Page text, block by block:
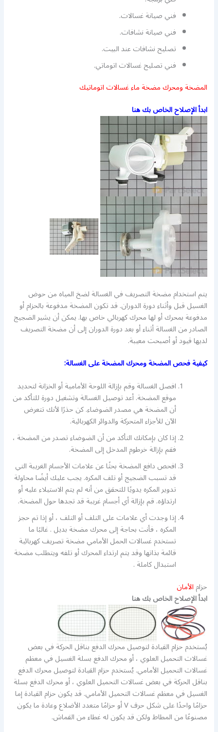
فني صيانة غسالات.
فني صيانة نشافات.
تصليح نشافات عند البيت.
فني تصليح غسالات اتوماتي.
المضخة ومحرك مضخة ماء غسالات اتوماتيك
ابدأ الإصلاح الخاص بك هنا
يتم استخدام مضخة التصريف في الغسالة لضخ المياه من حوض
الغسيل قبل وأثناء دورة الدوران. قد تكون المضخة مدفوعة بالحزام أو
مدفوعة بمحرك أو لها محرك كهربائي خاص بها. يمكن أن يشير الضجيج
الصادر من الغسالة أثناء أو بعد دورة الدوران إلى أن مضخة التصريف
لديها قيود أو أصبحت معيبة.
كيفية فحص المضخة ومحرك المضخة على الغسالة:
افصل الغسالة وقم بإزالة اللوحة الأمامية أو الخزانة لتحديد
موقع المضخة. أعد توصيل الغسالة وتشغيل دورة للتأكد من
أن المضخة هي مصدر الضوضاء. كن حذرًا لأنك تتعرض
الآن للأجزاء المتحركة والدوائر الكهربائية.
إذا كان بإمكانك التأكد من أن الضوضاء تصدر من المضخة ،
فقم بإزالة خرطوم المدخل إلى المضخة.
افحص دافع المضخة بحثًا عن علامات الأجسام الغريبة التي
قد تسبب الضجيج أو تلف المكره. يجب عليك أيضًا محاولة
تدوير المكره يدويًا للتحقق من أنه لم يتم الاستيلاء عليه أو
ارتداؤه. قم بإزالة أي أجسام غريبة قد تجدها حول المضخة.
إذا وجدت أي علامات على التلف أو التلف ، أو إذا تم حجز
المكره ، فأنت بحاجة إلى محرك مضخة بديل . غالبًا ما
تستخدم غسالات الحمل الأمامي مضخة تصريف كهربائية
قائمة بذاتها وقد يتم ارتداء المحرك أو تلفه ويتطلب مضخة
استبدال كاملة .
حزامالأمان
ابدأ الإصلاح الخاص بك هنا
يُستخدم حزام القيادة لتوصيل محرك الدفع بناقل الحركة في بعض
غسالات التحميل العلوي ، أو محرك الدفع بسلة الغسيل في معظم
غسالات التحميل الأمامي. يُستخدم حزام القيادة لتوصيل محرك الدفع
بناقل الحركة في بعض غسالات التحميل العلوي ، أو محرك الدفع بسلة
الغسيل في معظم غسالات التحميل الأمامي. قد يكون حزام القيادة إما
حزامًا واحدًا على شكل حرف V أو حزامًا متعدد الأضلاع وعادة ما يكون
مصنوعًا من المطاط ولكن قد يكون له غطاء من القماش.